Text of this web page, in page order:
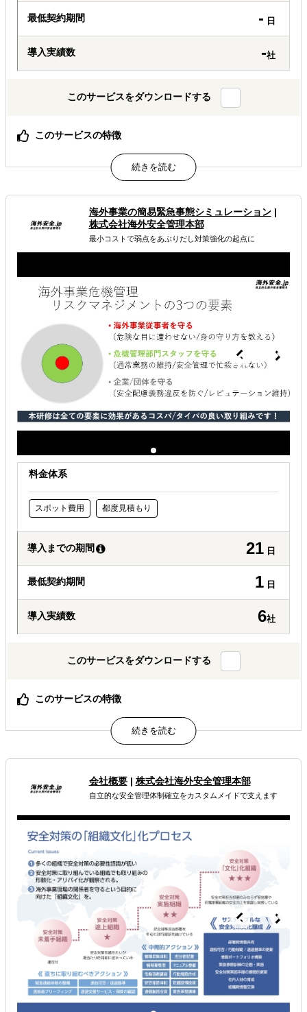
最低契約期間 - 日
導入実績数 -社
このサービスをダウンロードする
このサービスの特徴
不正、労務トラブル、コンプライアンス違反などのガバナ
ンスリスクにつながる兆候を、5カテゴリ・10テーマの設
問から構造的に検出する。
監査や摘発を目的とせず、可視化された現場の声を起点
に、現地トラブルの予防や具体的な改善アクションへつな
本社・駐在員・現地社員の3視点からアンケートを実施
し、各階層間で生じている意図や認識のズレを把握する。
海外税務・会計 海外法務 海外労務
解決できる課題
海外におけるリスク・コストを低減したい
海外事業の簡易緊急事態シミュレーション|
株式会社海外安全管理本部
最小コストで弱点をあぶりだし対策強化の起点に
料金体系
スポット費用 都度見積もり
導入までの期間 21 日
最低契約期間 1 日
導入実績数 6社
このサービスをダウンロードする
このサービスの特徴
海外事業展開企業に必須の安全配慮義務を満たします
コスパ・タイパのよい安全配慮義務取り組みの第一歩
属するジャンル
海外進出総合支援 海外法務 海外現地人材教育
海外におけるリスク・コストを低減したい
会社概要| 株式会社海外安全管理本部
自立的な安全管理体制確立をカスタムメイドで支えます